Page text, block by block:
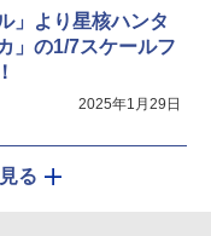
」より星核ハンタ
」の1/7スケールフ
2025年1月29日
る